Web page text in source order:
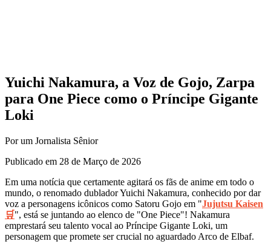
Yuichi Nakamura, a Voz de Gojo, Zarpa
para One Piece como o Príncipe Gigante
Loki
Por um Jornalista Sênior
Publicado em 28 de Março de 2026
Em uma notícia que certamente agitará os fãs de anime em todo o
mundo, o renomado dublador Yuichi Nakamura, conhecido por dar
voz a personagens icônicos como Satoru Gojo em "Jujutsu Kaisen
🛒", está se juntando ao elenco de "One Piece"! Nakamura
emprestará seu talento vocal ao Príncipe Gigante Loki, um
personagem que promete ser crucial no aguardado Arco de Elbaf.